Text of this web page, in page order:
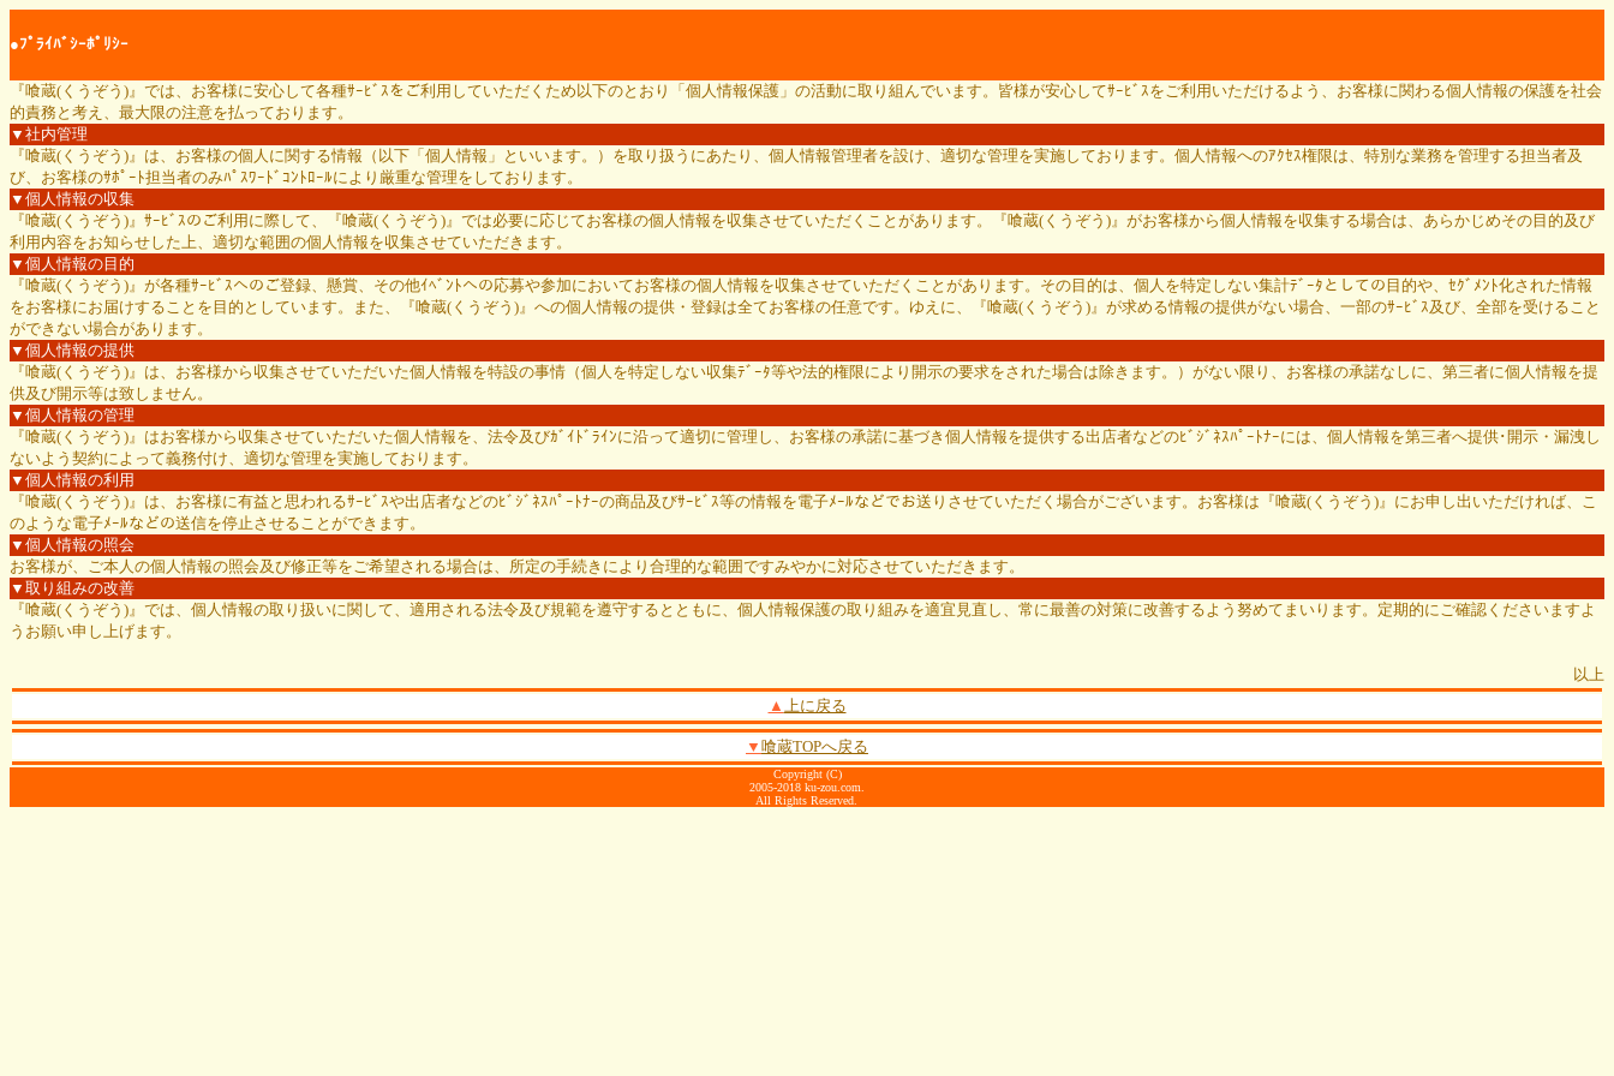
●ﾌﾟﾗｲﾊﾞｼｰﾎﾟﾘｼｰ
『喰蔵(くうぞう)』では、お客様に安心して各種ｻｰﾋﾞｽをご利用していただくため以下のとおり「個人情報保護」の活動に取り組んでいます。皆様が安心してｻｰﾋﾞｽをご利用いただけるよう、お客様に関わる個人情報の保護を社会
的責務と考え、最大限の注意を払っております。
▼社内管理
『喰蔵(くうぞう)』は、お客様の個人に関する情報（以下「個人情報」といいます。）を取り扱うにあたり、個人情報管理者を設け、適切な管理を実施しております。個人情報へのｱｸｾｽ権限は、特別な業務を管理する担当者及
び、お客様のｻﾎﾟｰﾄ担当者のみﾊﾟｽﾜｰﾄﾞｺﾝﾄﾛｰﾙにより厳重な管理をしております。
▼個人情報の収集
『喰蔵(くうぞう)』ｻｰﾋﾞｽのご利用に際して、『喰蔵(くうぞう)』では必要に応じてお客様の個人情報を収集させていただくことがあります。『喰蔵(くうぞう)』がお客様から個人情報を収集する場合は、あらかじめその目的及び
利用内容をお知らせした上、適切な範囲の個人情報を収集させていただきます。
▼個人情報の目的
『喰蔵(くうぞう)』が各種ｻｰﾋﾞｽへのご登録、懸賞、その他ｲﾍﾞﾝﾄへの応募や参加においてお客様の個人情報を収集させていただくことがあります。その目的は、個人を特定しない集計ﾃﾞｰﾀとしての目的や、ｾｸﾞﾒﾝﾄ化された情報
をお客様にお届けすることを目的としています。また、『喰蔵(くうぞう)』への個人情報の提供・登録は全てお客様の任意です。ゆえに、『喰蔵(くうぞう)』が求める情報の提供がない場合、一部のｻｰﾋﾞｽ及び、全部を受けること
ができない場合があります。
▼個人情報の提供
『喰蔵(くうぞう)』は、お客様から収集させていただいた個人情報を特設の事情（個人を特定しない収集ﾃﾞｰﾀ等や法的権限により開示の要求をされた場合は除きます。）がない限り、お客様の承諾なしに、第三者に個人情報を提
供及び開示等は致しません。
▼個人情報の管理
『喰蔵(くうぞう)』はお客様から収集させていただいた個人情報を、法令及びｶﾞｲﾄﾞﾗｲﾝに沿って適切に管理し、お客様の承諾に基づき個人情報を提供する出店者などのﾋﾞｼﾞﾈｽﾊﾟｰﾄﾅｰには、個人情報を第三者へ提供･開示・漏洩し
ないよう契約によって義務付け、適切な管理を実施しております。
▼個人情報の利用
『喰蔵(くうぞう)』は、お客様に有益と思われるｻｰﾋﾞｽや出店者などのﾋﾞｼﾞﾈｽﾊﾟｰﾄﾅｰの商品及びｻｰﾋﾞｽ等の情報を電子ﾒｰﾙなどでお送りさせていただく場合がございます。お客様は『喰蔵(くうぞう)』にお申し出いただければ、こ
のような電子ﾒｰﾙなどの送信を停止させることができます。
▼個人情報の照会
お客様が、ご本人の個人情報の照会及び修正等をご希望される場合は、所定の手続きにより合理的な範囲ですみやかに対応させていただきます。
▼取り組みの改善
『喰蔵(くうぞう)』では、個人情報の取り扱いに関して、適用される法令及び規範を遵守するとともに、個人情報保護の取り組みを適宜見直し、常に最善の対策に改善するよう努めてまいります。定期的にご確認くださいますよ
うお願い申し上げます。
以上
▲ 上に戻る
▼ 喰蔵TOPへ戻る
Copyright (C)
2005-2018 ku-zou.com.
All Rights Reserved.